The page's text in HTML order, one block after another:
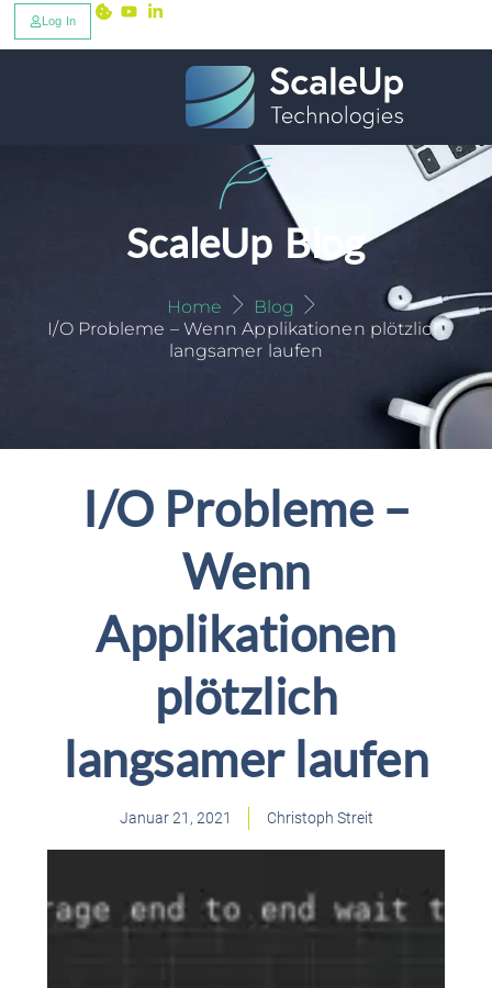
Log In
ScaleUp Blog
Home
Blog
I/O Probleme – Wenn Applikationen plötzlich
langsamer laufen
I/O Probleme –
Wenn
Applikationen
plötzlich
langsamer laufen
Januar 21, 2021 Christoph Streit